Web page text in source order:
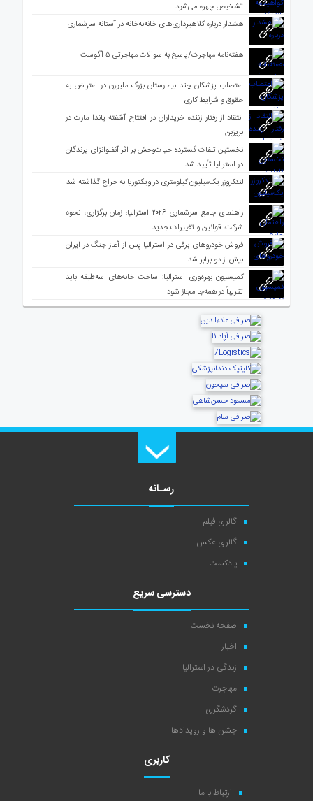
تشخیص چهره می‌شود
هشدار درباره کلاهبرداری‌های خانه‌به‌خانه در آستانه سرشماری
هفته‌نامه مهاجرت/پاسخ به سوالات مهاجرتی ۵ آگوست
اعتصاب پزشکان چند بیمارستان بزرگ ملبورن در اعتراض به
حقوق و شرایط کاری
انتقاد از رفتار زننده خریداران در افتتاح آشفته پاندا مارت در
بریزبن
نخستین تلفات گسترده حیات‌وحش بر اثر آنفلوانزای پرندگان
در استرالیا تأیید شد
لندکروزر یک‌میلیون کیلومتری در ویکتوریا به حراج گذاشته شد
راهنمای جامع سرشماری ۲۰۲۶ استرالیا؛ زمان برگزاری، نحوه
شرکت، قوانین و تغییرات جدید
فروش خودروهای برقی در استرالیا پس از آغاز جنگ در ایران
بیش از دو برابر شد
کمیسیون بهره‌وری استرالیا: ساخت خانه‌های سه‌طبقه باید
تقریباً در همه‌جا مجاز شود
رسـانه
گالری فیلم
گالری عکس
پادکست
دسترسی سریع
صفحه نخست
اخبار
زندگی در استرالیا
مهاجرت
گردشگری
جشن ها و رویدادها
کاربری
ارتباط با ما